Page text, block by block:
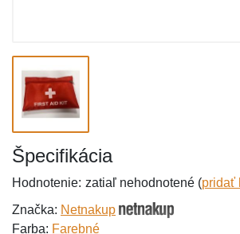
Špecifikácia
Hodnotenie: zatiaľ nehodnotené (pridať
Značka: Netnakup
Farba: Farebné